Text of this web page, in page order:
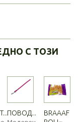
С ТОЗИ
ПОВОД...
BRAAAF